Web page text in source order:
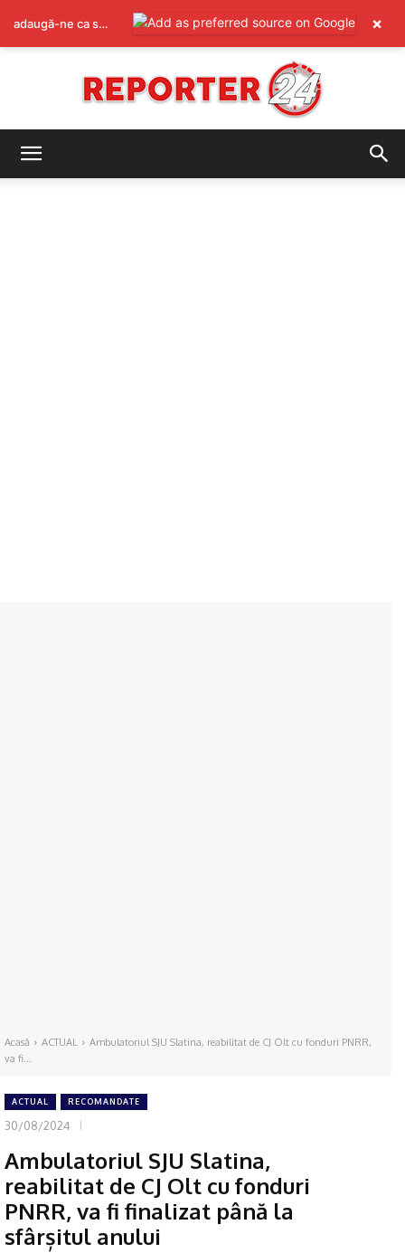
Acasă ACTUAL
Ambulatoriul SJU Slatina, reabilitat de CJ Olt cu fonduri PNRR,
va fi...
ACTUAL RECOMANDATE
30/08/2024
Ambulatoriul SJU Slatina,
reabilitat de CJ Olt cu fonduri
PNRR, va fi finalizat până la
sfârșitul anului
adaugă-ne ca sursă preferată pe Google ×